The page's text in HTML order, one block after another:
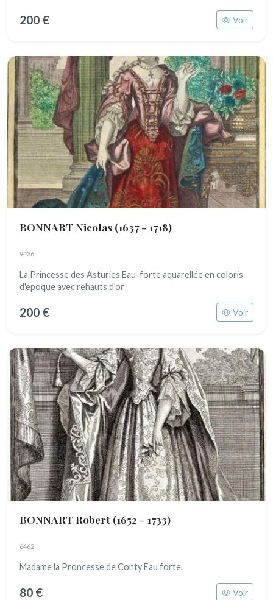
200 € Voir
BONNART Nicolas (1637 - 1718)
9436
La Princesse des Asturies Eau-forte aquarellée en coloris
d'époque avec rehauts d'or
200 € Voir
BONNART Robert (1652 - 1733)
6462
Madame la Proncesse de Conty Eau forte.
80 € Voir